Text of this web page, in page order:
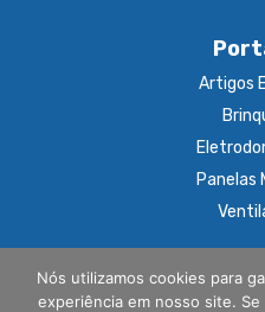
Artigos
Panelas
ABCP CERTIFICADORA
Nós utilizamos cookies para
experiência em nosso site.